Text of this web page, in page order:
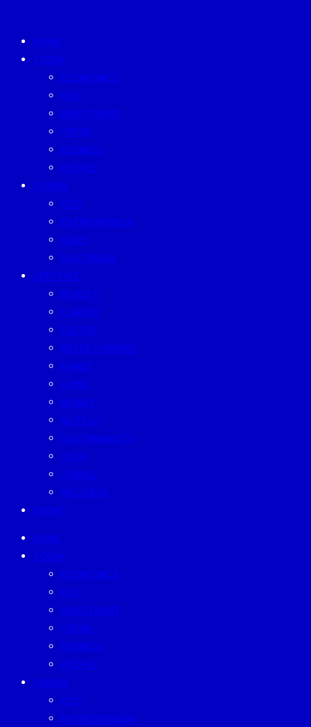
HOME
TODAY
ECONOMICS
ESG
INVESTMENT
TREND
BUSINESS
PEOPLE
FORUM
CEO
ENTREPRENEUR
GURU
SUSTAINISM
LIFESTYLE
BEAUTY
CAREER
EATERY
ENTERTAINMENT
FAMILY
LIVING
MONEY
MUTELU
SUSTAINABILITY
TECH
TRAVEL
WELLNESS
EVENT
HOME
TODAY
ECONOMICS
ESG
INVESTMENT
TREND
BUSINESS
PEOPLE
FORUM
CEO
ENTREPRENEUR